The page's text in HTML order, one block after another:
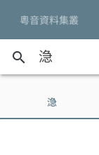
粵音資料集叢
search
㴔